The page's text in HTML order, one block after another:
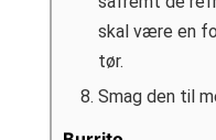
skal være en
tør.
Smag den til